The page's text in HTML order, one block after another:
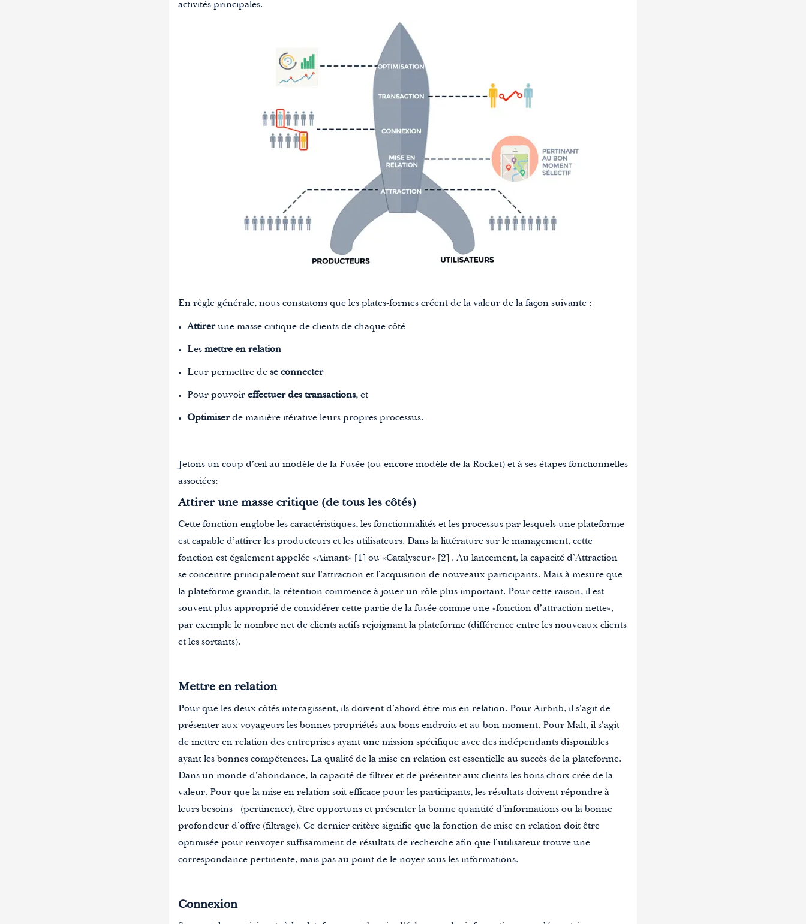
activités principales.
En règle générale, nous constatons que les plates-formes créent de la valeur de la façon suivante :
Attirerune masse critique de clients de chaque côté
Les mettre en relation
Leur permettre de se connecter
Pour pouvoir effectuer des transactions, et
Optimiserde manière itérative leurs propres processus.
Jetons un coup d’œil au modèle de la Fusée (ou encore modèle de la Rocket) et à ses étapes fonctionnelles
associées:
Attirer une masse critique (de tous les côtés)
Cette fonction englobe les caractéristiques, les fonctionnalités et les processus par lesquels une plateforme
est capable d’attirer les producteurs et les utilisateurs. Dans la littérature sur le management, cette
fonction est également appelée «Aimant»
[1] ou «Catalyseur» [2]
. Au lancement, la capacité d’Attraction
se concentre principalement sur l’attraction et l’acquisition de nouveaux participants. Mais à mesure que
la plateforme grandit, la rétention commence à jouer un rôle plus important. Pour cette raison, il est
souvent plus approprié de considérer cette partie de la fusée comme une «fonction d’attraction nette»,
par exemple le nombre net de clients actifs rejoignant la plateforme (différence entre les nouveaux clients
et les sortants).
Mettre en relation
Pour que les deux côtés interagissent, ils doivent d’abord être mis en relation. Pour Airbnb, il s’agit de
présenter aux voyageurs les bonnes propriétés aux bons endroits et au bon moment. Pour Malt, il s’agit
de mettre en relation des entreprises ayant une mission spécifique avec des indépendants disponibles
ayant les bonnes compétences. La qualité de la mise en relation est essentielle au succès de la plateforme.
Dans un monde d’abondance, la capacité de filtrer et de présenter aux clients les bons choix crée de la
valeur. Pour que la mise en relation soit efficace pour les participants, les résultats doivent répondre à
leurs besoins (pertinence), être opportuns et présenter la bonne quantité d’informations ou la bonne
profondeur d’offre (filtrage). Ce dernier critère signifie que la fonction de mise en relation doit être
optimisée pour renvoyer suffisamment de résultats de recherche afin que l’utilisateur trouve une
correspondance pertinente, mais pas au point de le noyer sous les informations.
Connexion